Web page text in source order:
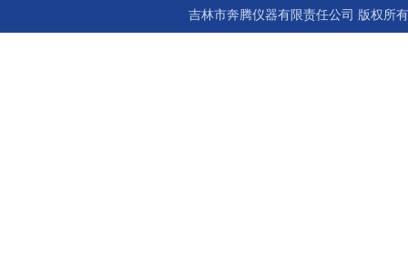
吉林市奔腾仪器有限责任公司 版权所